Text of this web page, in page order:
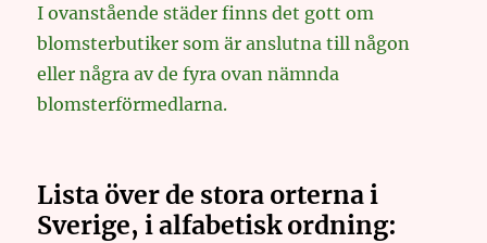
I ovanstående städer finns det gott om
blomsterbutiker som är anslutna till någon
eller några av de fyra ovan nämnda
blomsterförmedlarna.
Lista över de stora orterna i
Sverige, i alfabetisk ordning: